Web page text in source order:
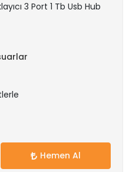
3 Port 1 Tb Usb Hub
Hemen Al